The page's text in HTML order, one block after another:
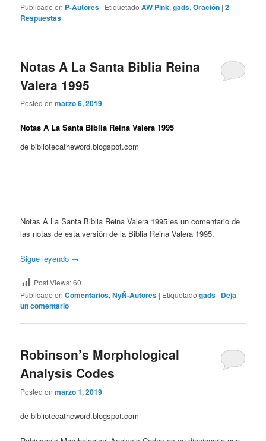
Publicado en P-Autores | Etiquetado AW Pink,gads,Oración |2
Respuestas
Notas A La Santa Biblia Reina
Valera 1995
Posted onmarzo 6, 2019
Notas A La Santa Biblia Reina Valera 1995
de bibliotecatheword.blogspot.com
Notas A La Santa Biblia Reina Valera 1995 es un comentario de
las notas de esta versión de la Biblia Reina Valera 1995.
Sigue leyendo →
Post Views:60
Publicado en Comentarios,NyÑ-Autores | Etiquetado gads | Deja
un comentario
Robinson’s Morphological
Analysis Codes
Posted onmarzo 1, 2019
de bibliotecatheword.blogspot.com